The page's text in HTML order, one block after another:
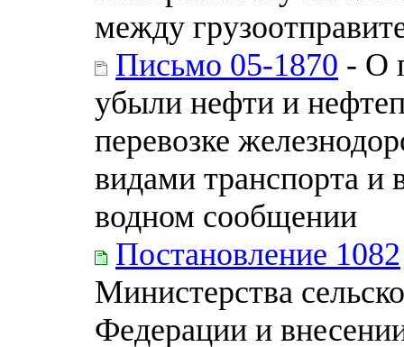
между
Письмо 05-1870 - О
убыли нефти и
перевозке
видами транспорта
водном сообщении
Постановление 1082
Министерства
Федерации и